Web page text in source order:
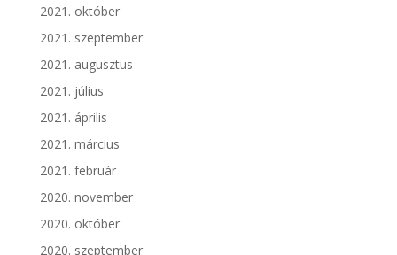
2021. október
2021. szeptember
2021. augusztus
2021. július
2021. április
2021. március
2021. február
2020. november
2020. október
2020. szeptember